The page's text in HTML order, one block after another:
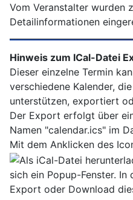
Vom Veranstalter wurden
Detailinformationen
Hinweis zum ICal-Datei
Dieser einzelne Termin
verschiedene Kalender,
unterstützen, exportiert
Der Export erfolgt über
Namen "calendar.ics" im
Mit dem Anklicken des
sich ein Popup-Fenster. In
Export oder Download